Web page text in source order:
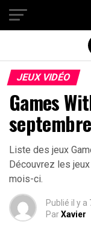
JEUX VIDÉO
Games
Liste des jeux
Découvrez les
mois-ci.
Publié il y a
ParXavier